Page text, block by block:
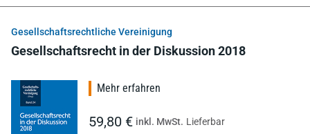
Gesellschaftsrechtliche Vereinigung
Gesellschaftsrecht in der Diskussion 2018
Mehr erfahren
59,80 € inkl. MwSt. Lieferbar